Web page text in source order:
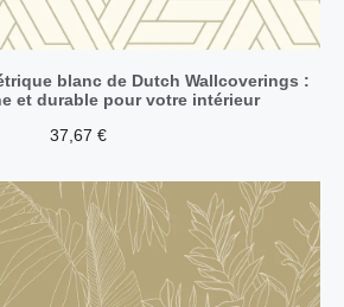
blanc de Dutch Wallcoverings :
et durable pour votre intérieur
37,67 €